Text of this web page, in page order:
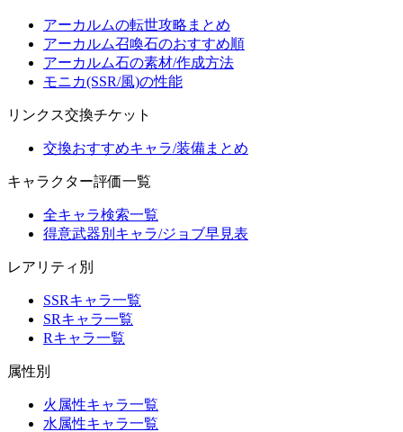
アーカルムの転世攻略まとめ
アーカルム召喚石のおすすめ順
アーカルム石の素材/作成方法
モニカ(SSR/風)の性能
リンクス交換チケット
交換おすすめキャラ/装備まとめ
キャラクター評価一覧
全キャラ検索一覧
得意武器別キャラ/ジョブ早見表
レアリティ別
SSRキャラ一覧
SRキャラ一覧
Rキャラ一覧
属性別
火属性キャラ一覧
水属性キャラ一覧